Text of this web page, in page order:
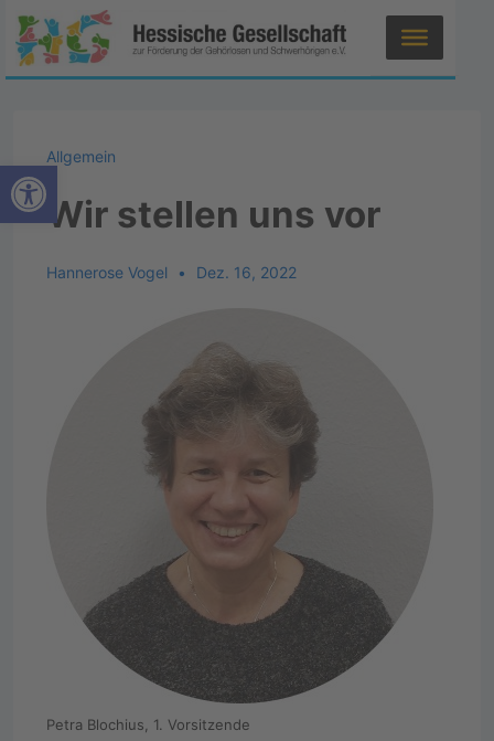
Werkzeugleiste öffnen
Allgemein
Wir stellen uns vor
Hannerose Vogel Dez. 16, 2022
Petra Blochius, 1. Vorsitzende